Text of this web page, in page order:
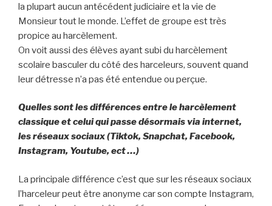
la plupart aucun antécédent judiciaire et la vie de
Monsieur tout le monde. L’effet de groupe est très
propice au harcèlement.
On voit aussi des élèves ayant subi du harcèlement
scolaire basculer du côté des harceleurs, souvent quand
leur détresse n’a pas été entendue ou perçue.
Quelles sont les différences entre le harcèlement
classique et celui qui passe désormais via internet,
les réseaux sociaux (Tiktok, Snapchat, Facebook,
Instagram, Youtube, ect …)
La principale différence c’est que sur les réseaux sociaux
l’harceleur peut être anonyme car son compte Instagram,